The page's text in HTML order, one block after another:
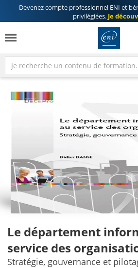
Devenez compte professionnel ENI et
privilégiées. Je
Le département
service des
Stratégie, gouvernance et